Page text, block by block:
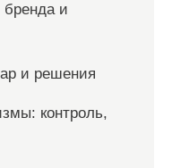
бренда и
и решения
контроль,